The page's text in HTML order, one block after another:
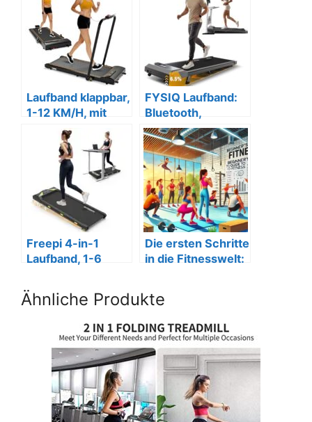
Laufband klappbar,
1-12 KM/H, mit
Fernbedienung,
FYSIQ Laufband:
Bluetooth,
Steigung, App,
110kg, 1-6km/h
Freepi 4-in-1
Laufband, 1-6
Fernbedienung
Die ersten Schritte
in die Fitnesswelt:
Ähnliche Produkte